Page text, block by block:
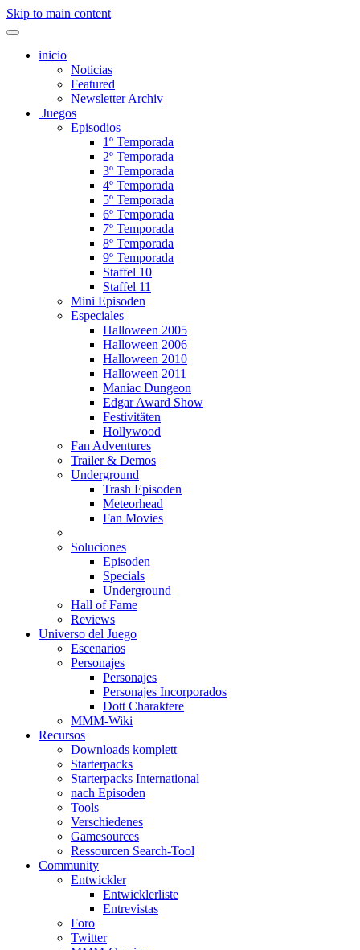
Skip to main content
inicio
Noticias
Featured
Newsletter Archiv
Juegos
Episodios
1º Temporada
2º Temporada
3º Temporada
4º Temporada
5º Temporada
6º Temporada
7º Temporada
8º Temporada
9º Temporada
Staffel 10
Staffel 11
Mini Episoden
Especiales
Halloween 2005
Halloween 2006
Halloween 2010
Halloween 2011
Maniac Dungeon
Edgar Award Show
Festivitäten
Hollywood
Fan Adventures
Trailer & Demos
Underground
Trash Episoden
Meteorhead
Fan Movies
Soluciones
Episoden
Specials
Underground
Hall of Fame
Reviews
Universo del Juego
Escenarios
Personajes
Personajes
Personajes Incorporados
Dott Charaktere
MMM-Wiki
Recursos
Downloads komplett
Starterpacks
Starterpacks International
nach Episoden
Tools
Verschiedenes
Gamesources
Ressourcen Search-Tool
Community
Entwickler
Entwicklerliste
Entrevistas
Foro
Twitter